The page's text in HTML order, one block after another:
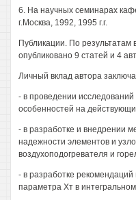
6. На научных семинарах
г.Москва, 1992, 1995 г.г.
Публикации. По
опубликовано 9 статей и 4
Личный вклад автора
- в проведении
особенностей на
- в разработке и внедрении
надежности элементов и
воздухоподогревателя и
- в разработке
параметра Хт в